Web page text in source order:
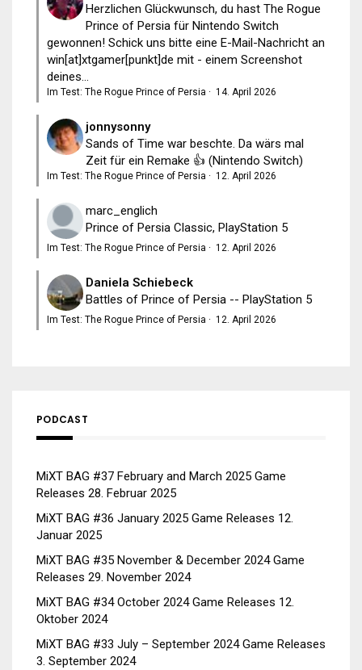
Herzlichen Glückwunsch, du hast The Rogue
Prince of Persia für Nintendo Switch
gewonnen! Schick uns bitte eine E-Mail-Nachricht an
win[at]xtgamer[punkt]de mit - einem Screenshot
deines...
Im Test: The Rogue Prince of Persia · 14. April 2026
jonnysonny
Sands of Time war beschte. Da wärs mal
Zeit für ein Remake 👍 (Nintendo Switch)
Im Test: The Rogue Prince of Persia · 12. April 2026
marc_englich
Prince of Persia Classic, PlayStation 5
Im Test: The Rogue Prince of Persia · 12. April 2026
Daniela Schiebeck
Battles of Prince of Persia -- PlayStation 5
Im Test: The Rogue Prince of Persia · 12. April 2026
PODCAST
MiXT BAG #37 February and March 2025 Game
Releases 28. Februar 2025
MiXT BAG #36 January 2025 Game Releases 12.
Januar 2025
MiXT BAG #35 November & December 2024 Game
Releases 29. November 2024
MiXT BAG #34 October 2024 Game Releases 12.
Oktober 2024
MiXT BAG #33 July – September 2024 Game Releases
3. September 2024